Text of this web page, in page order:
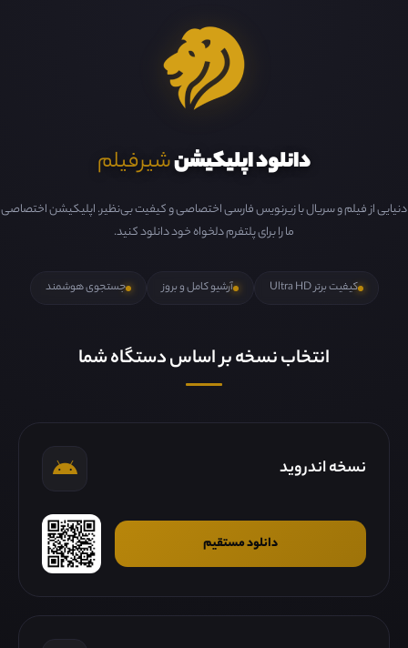
دانلود اپلیکیشنشیرفیلم
دنیایی از فیلم و سریال با زیرنویس فارسی اختصاصی و کیفیت بی‌نظیر. اپلیکیشن اختصاصی
ما را برای پلتفرم دلخواه خود دانلود کنید.
کیفیت برتر Ultra HD آرشیو کامل و بروز جستجوی هوشمند
انتخاب نسخه بر اساس دستگاه شما
نسخه اندروید
دانلود مستقیم